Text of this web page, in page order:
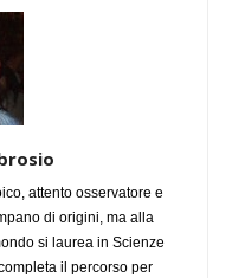
attento osservatore e
di origini, ma alla
si laurea in Scienze
il percorso per